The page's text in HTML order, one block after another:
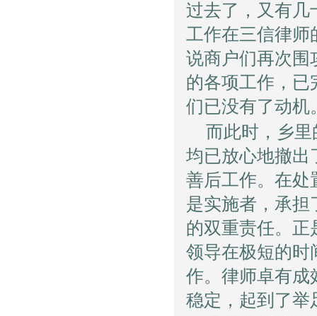
过去了，又有几
工作在三信律师
说商户们再次围
的各项工作，已
们已没有了动机
而此时，乡
均已放心地撤出
善后工作。在处
是实施者，承担
的双重责任。正
领导在极短的时
作。律师卓有成
稳定，起到了举